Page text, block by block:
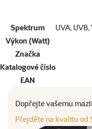
Spektrum
UVA,
Výkon (Watt)
Značka
Katalogové číslo
EAN
Dopřejte vašemu
Přejděte na kvalitu od